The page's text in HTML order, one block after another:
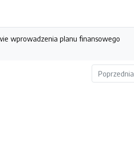
wprowadzenia planu finansowego
Poprzednia